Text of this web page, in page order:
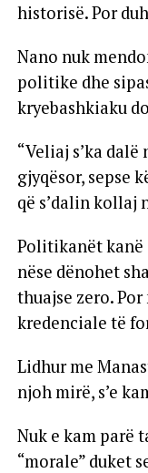
historisë. Por
Nano nuk
politike dhe
kryebashkiaku
“Veliaj s’ka dalë
gjyqësor, sepse
që s’dalin kollaj
Politikanët kanë
nëse dënohet
thuajse zero. Por
kredenciale të
Lidhur me
njoh mirë, s’e
Nuk e kam parë
“morale” duket